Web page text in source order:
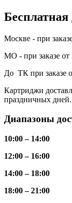
Бесплатная
Москве - при
МО - при заказе от
До ТК при заказе
Картриджи
праздничных дней.
Диапазоны
10:00 – 14:00
12:00 – 16:00
14:00 – 18:00
18:00 – 21:00